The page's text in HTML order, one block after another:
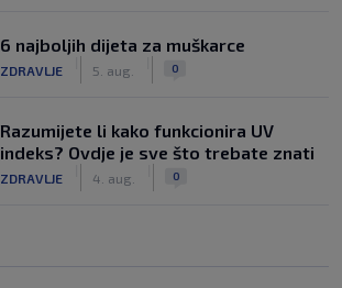
6 najboljih dijeta za muškarce
ZDRAVLJE 5. aug. 0
Razumijete li kako funkcionira UV
indeks? Ovdje je sve što trebate znati
ZDRAVLJE 4. aug. 0